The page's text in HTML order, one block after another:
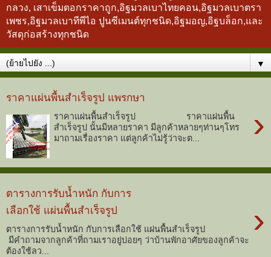
กลวง, เสาเข็มตอกราคาถูก,อิฐมวลเบาไทยคอน,อิฐมวลเบาตรา
เพชร,อิฐมวลเบาทีพีไอ ปูนซีเมนต์ทุกชนิด,อิฐมอญ,อิฐบล็อก,และ
วัสดุก่อสร้างทุกชนิด
▼
ราคาแผ่นพื้นสำเร็จรูป แพรกษา
›
ราคาแผ่นพื้นสำเร็จรูป ราคาแผ่นพื้น
สำเร็จรูป นั้นมีหลายราคา มีลูกค้าหลายๆท่านๆโทร
มาถามเรื่องราคา แต่ลูกค้าไม่รู้ว่าจะต...
ตารางการรับน้ำหนัก กับการ
เลือกใช้ แผ่นพื้นสำเร็จรูป
›
ตารางการรับน้ำหนัก กับการเลือกใช้ แผ่นพื้นสำเร็จรูป
มีคำถามจากลูกค้าที่ถามเราอยู่บ่อยๆ ว่าบ้านพักอาศัยของลูกค้าจะ
ต้องใช้ลว...